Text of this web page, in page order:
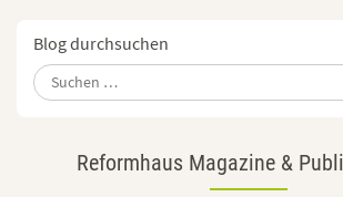
Blog durchsuchen
Suchen
nach:
Reformhaus Magazine &